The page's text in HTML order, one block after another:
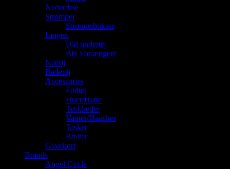
Nederdele
Strømper
Strømpebukser
Lingeri
Uld undertøj
BH Forlængere
Nattøj
Badetøj
Accessories
Fodtøj
Huer/Hatte
Tørklæder
Vanter/Hansker
Tasker
Bælter
Gavekort
Brands
Angel Circle